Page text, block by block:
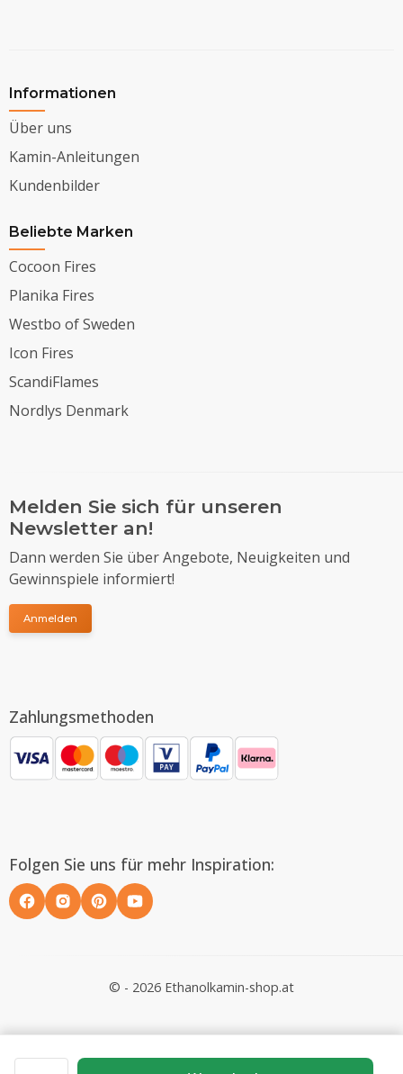
Informationen
Über uns
Kamin-Anleitungen
Kundenbilder
Beliebte Marken
Cocoon Fires
Planika Fires
Westbo of Sweden
Icon Fires
ScandiFlames
Nordlys Denmark
Melden Sie sich für unseren
Newsletter an!
Dann werden Sie über Angebote, Neuigkeiten und
Gewinnspiele informiert!
Anmelden
Zahlungsmethoden
Folgen Sie uns für mehr Inspiration:
© - 2026 Ethanolkamin-shop.at